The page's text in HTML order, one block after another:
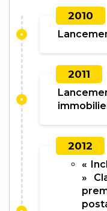
2010
2011
2012
«
»